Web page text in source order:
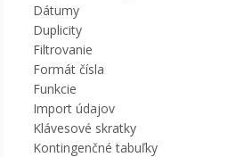
Dátumy
Duplicity
Filtrovanie
Formát čísla
Funkcie
Import údajov
Klávesové skratky
Kontingenčné tabuľky